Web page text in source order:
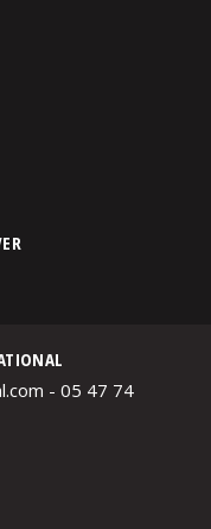
- 05 47 74